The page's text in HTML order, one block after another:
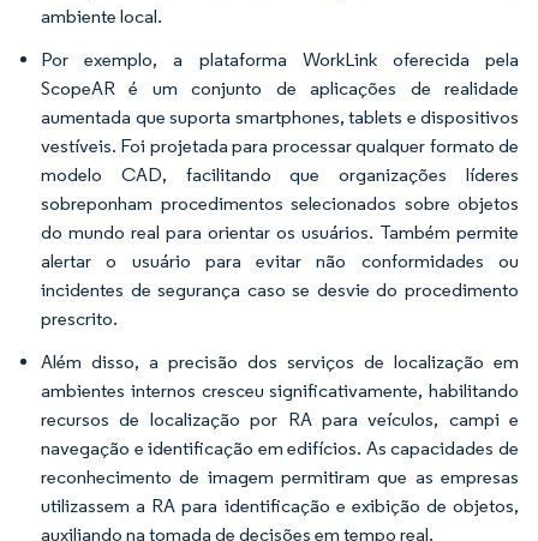
ambiente local.
Por exemplo, a plataforma WorkLink oferecida pela
ScopeAR é um conjunto de aplicações de realidade
aumentada que suporta smartphones, tablets e dispositivos
vestíveis. Foi projetada para processar qualquer formato de
modelo CAD, facilitando que organizações líderes
sobreponham procedimentos selecionados sobre objetos
do mundo real para orientar os usuários. Também permite
alertar o usuário para evitar não conformidades ou
incidentes de segurança caso se desvie do procedimento
prescrito.
Além disso, a precisão dos serviços de localização em
ambientes internos cresceu significativamente, habilitando
recursos de localização por RA para veículos, campi e
navegação e identificação em edifícios. As capacidades de
reconhecimento de imagem permitiram que as empresas
utilizassem a RA para identificação e exibição de objetos,
auxiliando na tomada de decisões em tempo real.